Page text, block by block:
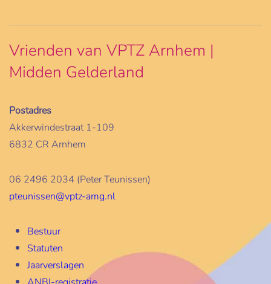
Vrienden van VPTZ Arnhem |
Midden Gelderland
Postadres
Akkerwindestraat 1-109
6832 CR Arnhem
06 2496 2034 (Peter Teunissen)
pteunissen@vptz-amg.nl
Bestuur
Statuten
Jaarverslagen